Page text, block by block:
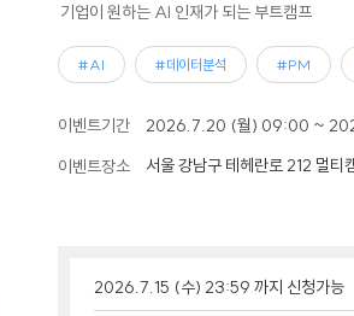
기업이 원하는 AI 인재가 되는 부트캠프
#AI #데이터분석 #PM
이벤트기간 2026.7.20 (월) 09:00 ~
이벤트장소 서울 강남구 테헤란로 212 멀티
2026.7.15 (수) 23:59 까지 신청가능